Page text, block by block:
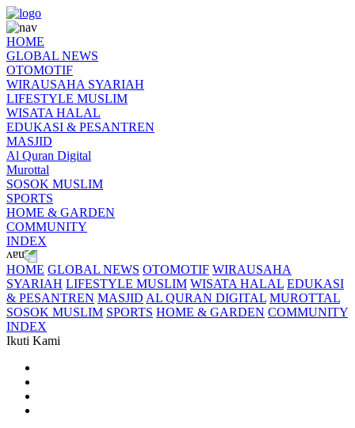
HOME
GLOBAL NEWS
OTOMOTIF
WIRAUSAHA SYARIAH
LIFESTYLE MUSLIM
WISATA HALAL
EDUKASI & PESANTREN
MASJID
Al Quran Digital
Murottal
SOSOK MUSLIM
SPORTS
HOME & GARDEN
COMMUNITY
INDEX
HOME GLOBAL NEWS OTOMOTIF WIRAUSAHA
SYARIAH LIFESTYLE MUSLIM WISATA HALAL EDUKASI
& PESANTREN MASJID AL QURAN DIGITAL MUROTTAL
SOSOK MUSLIM SPORTS HOME & GARDEN COMMUNITY
INDEX
Ikuti Kami